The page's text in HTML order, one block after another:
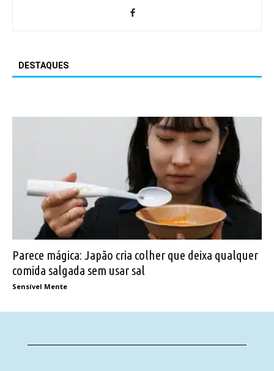
DESTAQUES
Parece mágica: Japão cria colher que deixa qualquer
comida salgada sem usar sal
Sensível Mente